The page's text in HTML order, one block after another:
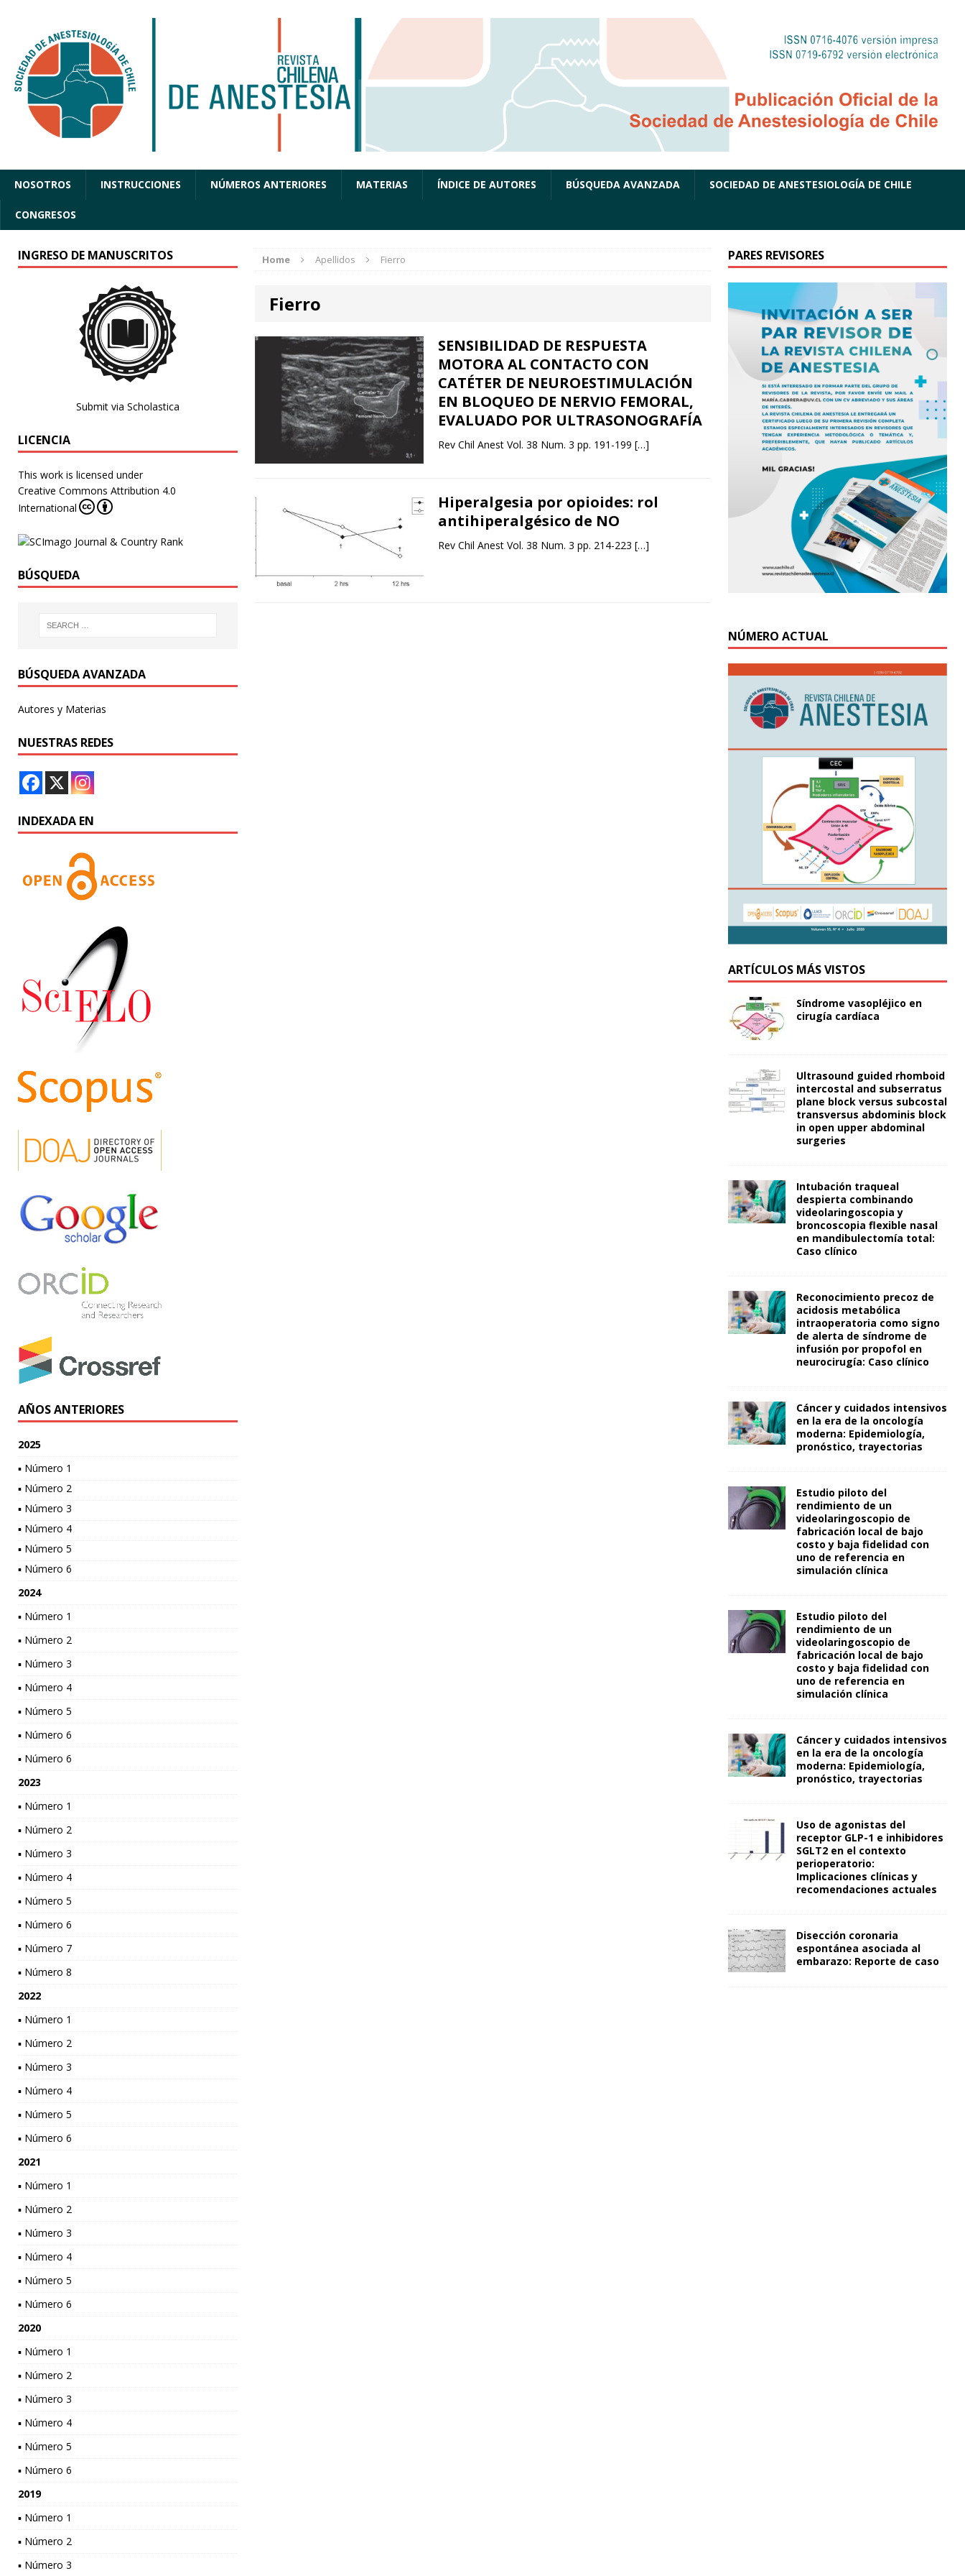
NOSOTROS INSTRUCCIONES NÚMEROS ANTERIORES MATERIAS ÍNDICE DE AUTORES BÚSQUEDA AVANZADA SOCIEDAD DE ANESTESIOLOGÍA DE CHILE
CONGRESOS
Home Apellidos Fierro
Fierro
SENSIBILIDAD DE RESPUESTA
MOTORA AL CONTACTO CON
CATÉTER DE NEUROESTIMULACIÓN
EN BLOQUEO DE NERVIO FEMORAL,
EVALUADO POR ULTRASONOGRAFÍA
Rev Chil Anest Vol. 38 Num. 3 pp. 191-199 […]
Hiperalgesia por opioides: rol
antihiperalgésico de NO
Rev Chil Anest Vol. 38 Num. 3 pp. 214-223 […]
INGRESO DE MANUSCRITOS
Submit via Scholastica
LICENCIA
This work is licensed under
Creative Commons Attribution 4.0
International
BÚSQUEDA
BÚSQUEDA AVANZADA
Autores y Materias
NUESTRAS REDES
INDEXADA EN
AÑOS ANTERIORES
2025
▪ Número 1
▪ Número 2
▪ Número 3
▪ Número 4
▪ Número 5
▪ Número 6
2024
▪ Número 1
▪ Número 2
▪ Número 3
▪ Número 4
▪ Número 5
▪ Número 6
▪ Número 6
2023
▪ Número 1
▪ Número 2
▪ Número 3
▪ Número 4
▪ Número 5
▪ Número 6
▪ Número 7
▪ Número 8
2022
▪ Número 1
▪ Número 2
▪ Número 3
▪ Número 4
▪ Número 5
▪ Número 6
2021
▪ Número 1
▪ Número 2
▪ Número 3
▪ Número 4
▪ Número 5
▪ Número 6
2020
▪ Número 1
▪ Número 2
▪ Número 3
▪ Número 4
▪ Número 5
▪ Número 6
2019
▪ Número 1
▪ Número 2
▪ Número 3
PARES REVISORES
NÚMERO ACTUAL
ARTÍCULOS MÁS VISTOS
Síndrome vasopléjico en
cirugía cardíaca
Ultrasound guided rhomboid
intercostal and subserratus
plane block versus subcostal
transversus abdominis block
in open upper abdominal
surgeries
Intubación traqueal
despierta combinando
videolaringoscopia y
broncoscopia flexible nasal
en mandibulectomía total:
Caso clínico
Reconocimiento precoz de
acidosis metabólica
intraoperatoria como signo
de alerta de síndrome de
infusión por propofol en
neurocirugía: Caso clínico
Cáncer y cuidados intensivos
en la era de la oncología
moderna: Epidemiología,
pronóstico, trayectorias
Estudio piloto del
rendimiento de un
videolaringoscopio de
fabricación local de bajo
costo y baja fidelidad con
uno de referencia en
simulación clínica
Estudio piloto del
rendimiento de un
videolaringoscopio de
fabricación local de bajo
costo y baja fidelidad con
uno de referencia en
simulación clínica
Cáncer y cuidados intensivos
en la era de la oncología
moderna: Epidemiología,
pronóstico, trayectorias
Uso de agonistas del
receptor GLP-1 e inhibidores
SGLT2 en el contexto
perioperatorio:
Implicaciones clínicas y
recomendaciones actuales
Disección coronaria
espontánea asociada al
embarazo: Reporte de caso